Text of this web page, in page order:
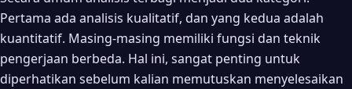
Teknik Analisis Kuantitatif
2. Statistik Deskriptif
Pertama ada analisis kualitatif, dan yang kedua adalah
kuantitatif. Masing-masing memiliki fungsi dan teknik
pengerjaan berbeda. Hal ini, sangat penting untuk
diperhatikan sebelum kalian memutuskan menyelesaikan